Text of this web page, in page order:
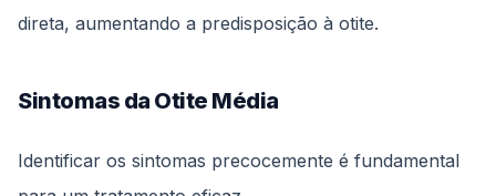
direta, aumentando a predisposição à otite.
Sintomas da Otite Média
Identificar os sintomas precocemente é fundamental